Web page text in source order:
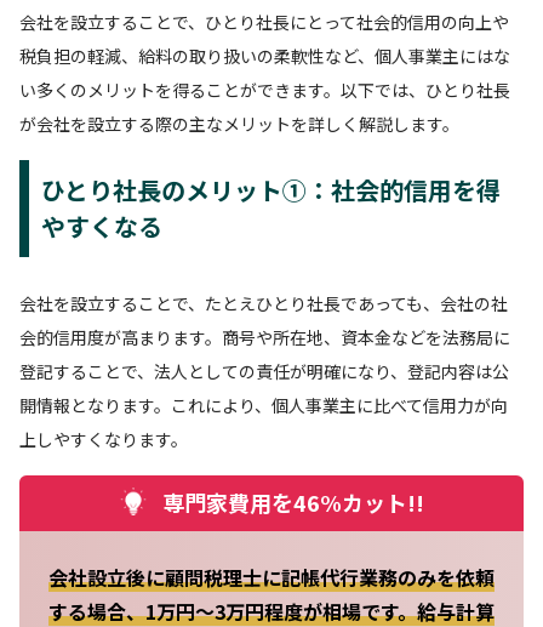
会社を設立することで、ひとり社長にとって社会的信用の向上や
税負担の軽減、給料の取り扱いの柔軟性など、個人事業主にはな
い多くのメリットを得ることができます。以下では、ひとり社長
が会社を設立する際の主なメリットを詳しく解説します。
ひとり社長のメリット①：社会的信用を得
やすくなる
会社を設立することで、たとえひとり社長であっても、会社の社
会的信用度が高まります。商号や所在地、資本金などを法務局に
登記することで、法人としての責任が明確になり、登記内容は公
開情報となります。これにより、個人事業主に比べて信用力が向
上しやすくなります。
専門家費用を46%カット!!
会社設立後に顧問税理士に記帳代行業務のみを依頼
する場合、1万円～3万円程度が相場です。給与計算